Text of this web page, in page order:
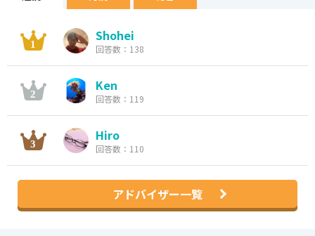
Shohei
回答数：138
Ken
回答数：119
Hiro
回答数：110
アドバイザー一覧